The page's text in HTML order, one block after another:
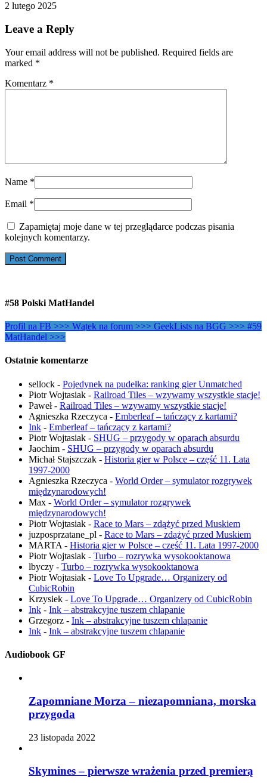
2 lutego 2025
Leave a Reply
Your email address will not be published. Required fields are
marked *
Komentarz *
Name *
Email *
Zapamiętaj moje dane w tej przeglądarce podczas pisania
kolejnych komentarzy.
#58 Polski MatHandel
Profil na FB >>> Wątek na forum >>> GeekLists na BGG >>> #59
MatHandel >>>
Ostatnie komentarze
sellock - Pojedynek na pudełka: ranking gier Unmatched
Piotr Wojtasiak - Railroad Tiles – wzywamy wszystkie stacje!
Paweł- Railroad Tiles – wzywamy wszystkie stacje!
Agnieszka Rzeczyca - Emberleaf – tańczący z kartami?
Ink - Emberleaf – tańczący z kartami?
Piotr Wojtasiak - SHUG – przygody w oparach absurdu
Jaochim - SHUG – przygody w oparach absurdu
Michał Stajszczak - Historia gier w Polsce – część 11. Lata
1997-2000
Agnieszka Rzeczyca - World Order – symulator rozgrywek
międzynarodowych!
Max - World Order – symulator rozgrywek
międzynarodowych!
Piotr Wojtasiak - Race to Mars – zdążyć przed Muskiem
juzposprzatane_pl - Race to Mars – zdążyć przed Muskiem
MARTA - Historia gier w Polsce – część 11. Lata 1997-2000
Piotr Wojtasiak - Turbo – rozrywka wysokooktanowa
lbyczy - Turbo – rozrywka wysokooktanowa
Piotr Wojtasiak - Love To Upgrade… Organizery od
CubicRobin
Krzysiek - Love To Upgrade… Organizery od CubicRobin
Ink - Ink – abstrakcyjne tuszem chlapanie
Grzegorz - Ink – abstrakcyjne tuszem chlapanie
Ink - Ink – abstrakcyjne tuszem chlapanie
Audiobook GF
Zapomniane Morza – niezapomniana, morska
przygoda
23 listopada 2022
Skymines – pierwsze wrażenia przed premierą